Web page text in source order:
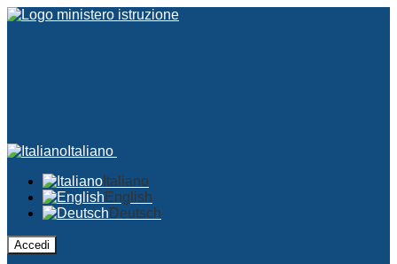
Italiano
Italiano
English
Deutsch
Accedi